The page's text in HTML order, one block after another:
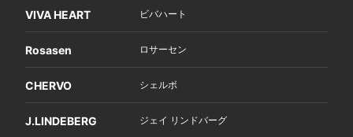
VIVA HEART ビバハート
Rosasen ロサーセン
CHERVO シェルボ
J.LINDEBERG ジェイ リンドバーグ